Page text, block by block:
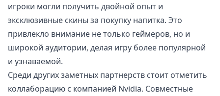
игроки могли получить двойной опыт и
эксклюзивные скины за покупку напитка. Это
привлекло внимание не только геймеров, но и
широкой аудитории, делая игру более популярной
и узнаваемой.
Среди других заметных партнерств стоит отметить
коллаборацию с компанией Nvidia. Совместные